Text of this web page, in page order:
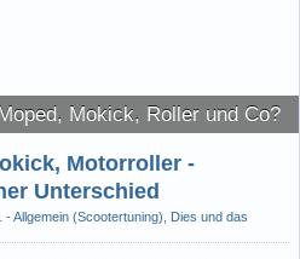
Mokick, Roller und Co?
Motorroller -
Unterschied
- Allgemein (Scootertuning) Dies und das